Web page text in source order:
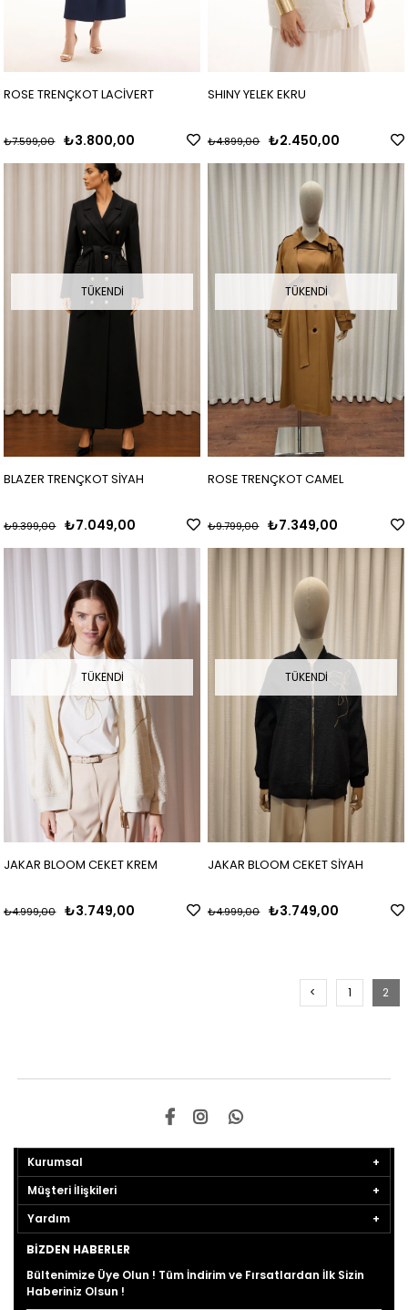
ROSE TRENÇKOT LACİVERT
₺3.800,00
₺7.599,00
SHINY YELEK EKRU
₺2.450,00
₺4.899,00
TÜKENDI
BLAZER TRENÇKOT SİYAH
₺7.049,00
₺9.399,00
TÜKENDI
ROSE TRENÇKOT CAMEL
₺7.349,00
₺9.799,00
TÜKENDI
JAKAR BLOOM CEKET KREM
₺3.749,00
₺4.999,00
TÜKENDI
JAKAR BLOOM CEKET SİYAH
₺3.749,00
₺4.999,00
< 1 2
Kurumsal
Müşteri İlişkileri
Yardım
BIZDEN HABERLER
Bültenimize Üye Olun ! Tüm İndirim ve Fırsatlardan İlk Sizin
Haberiniz Olsun !